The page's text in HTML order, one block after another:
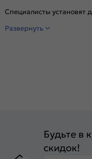
Специалисты установят
Развернуть
Будьте в
скидок!